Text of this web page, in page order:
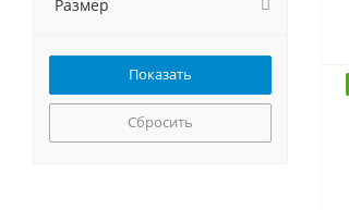
Бирюса
Размер
Сбросить